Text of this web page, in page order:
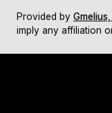
Provided by
imply any affiliation